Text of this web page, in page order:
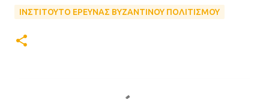
ΙΝΣΤΙΤΟΥΤΟ ΕΡΕΥΝΑΣ ΒΥΖΑΝΤΙΝΟΥ ΠΟΛΙΤΙΣΜΟΥ